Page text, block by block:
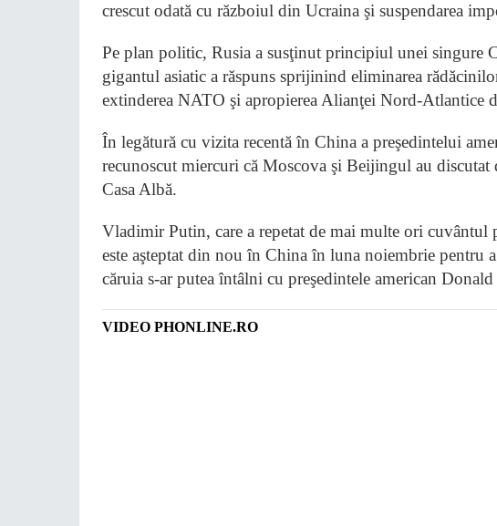
crescut odată cu războiul din Ucraina şi suspendarea
Pe plan politic, Rusia a susţinut principiul unei singure
gigantul asiatic a răspuns sprijinind eliminarea
extinderea NATO şi apropierea Alianţei Nord-Atlantice
În legătură cu vizita recentă în China a preşedintelui
recunoscut miercuri că Moscova şi Beijingul au discutat
Casa Albă.
Vladimir Putin, care a repetat de mai multe ori cuvântul
este aşteptat din nou în China în luna noiembrie pentru
căruia s-ar putea întâlni cu preşedintele american
VIDEO PHONLINE.RO